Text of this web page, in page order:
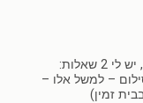
– למשל אלו –
זמין)